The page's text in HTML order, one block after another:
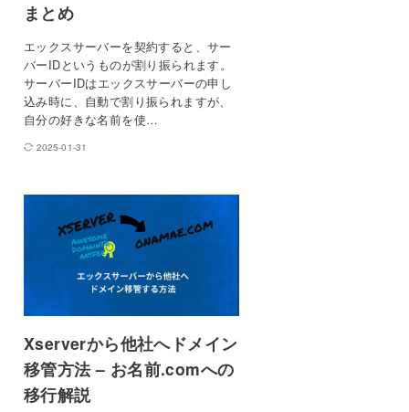
まとめ
エックスサーバーを契約すると、サー
バーIDというものが割り振られます。
サーバーIDはエックスサーバーの申し
込み時に、自動で割り振られますが、
自分の好きな名前を使…
2025-01-31
Xserverから他社へドメイン
移管方法 – お名前.comへの
移行解説